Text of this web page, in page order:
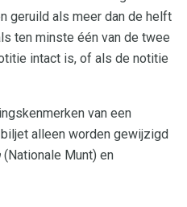
geruild als meer dan de helft
ten minste één van de twee
intact is, of als de notitie
van een
alleen worden gewijzigd
(Nationale Munt) en